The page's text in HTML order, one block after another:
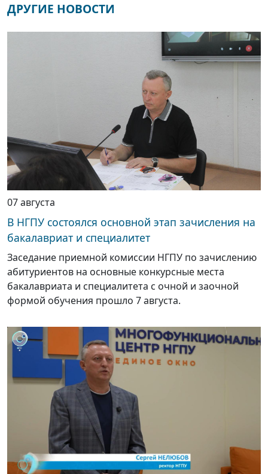
ДРУГИЕ НОВОСТИ
07 августа
В НГПУ состоялся основной этап зачисления на
бакалавриат и специалитет
Заседание приемной комиссии НГПУ по зачислению
абитуриентов на основные конкурсные места
бакалавриата и специалитета с очной и заочной
формой обучения прошло 7 августа.